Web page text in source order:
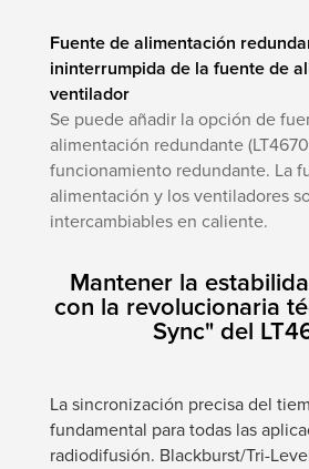
Fuente de alimentación
ininterrumpida de la fuente de
ventilador
Se puede añadir la opción de
alimentación redundante
funcionamiento redundante. La
alimentación y los ventiladores
intercambiables en caliente.
Mantener la
con la revolucionaria
Sync" del
La sincronización precisa del
fundamental para todas las
radiodifusión. Blackburst/Tri-